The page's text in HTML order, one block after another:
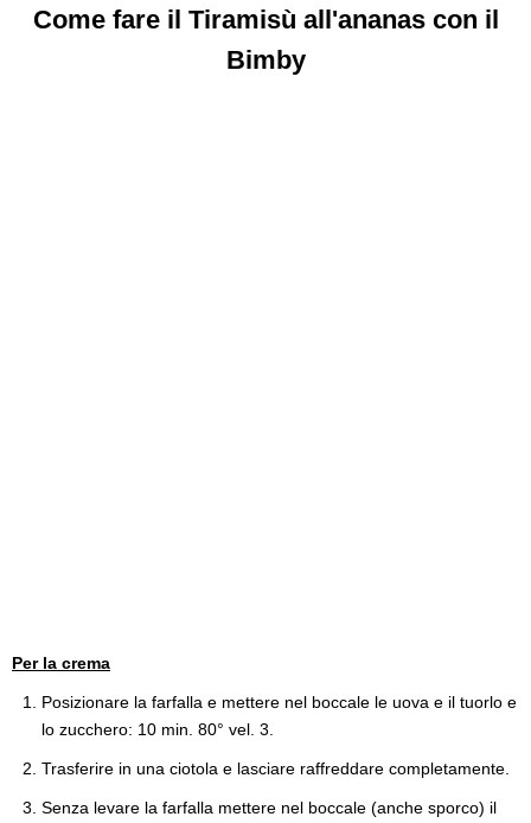
Come fare il Tiramisù all'ananas con il
Bimby
Per la crema
Posizionare la farfalla e mettere nel boccale le uova e il tuorlo e
lo zucchero: 10 min. 80° vel. 3.
Trasferire in una ciotola e lasciare raffreddare completamente.
Senza levare la farfalla mettere nel boccale (anche sporco) il